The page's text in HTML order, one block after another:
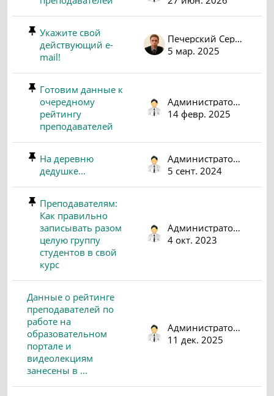
Укажите свой
действующий e-
mail!
Печерский Сергей Викторович
5 мар. 2025
Готовим данные к
очередному
рейтингу
преподавателей
Администратор (psv)
14 февр. 2025
На деревню
дедушке...
Администратор (psv)
5 сент. 2024
Преподавателям:
Как правильно
записывать разом
целую группу
студентов в свой
курс
Администратор (psv)
4 окт. 2023
Данные о рейтинге
преподавателей по
работе на
образовательном
портале и
видеолекциям
занесены в ...
Администратор (psv)
11 дек. 2025